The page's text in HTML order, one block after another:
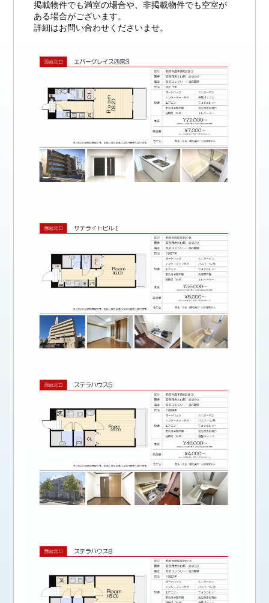
掲載物件でも満室の場合や、非掲載物件でも空室が
ある場合がございます。
詳細はお問い合わせくださいませ。